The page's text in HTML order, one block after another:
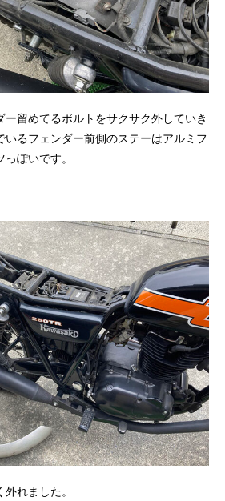
ー留めてるボルトをサクサク外していき
いるフェンダー前側のステーはアルミフ
ぽいです。
れました。